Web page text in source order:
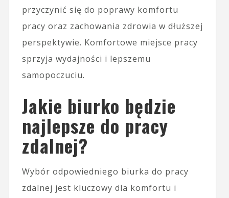
przyczynić się do poprawy komfortu
pracy oraz zachowania zdrowia w dłuższej
perspektywie. Komfortowe miejsce pracy
sprzyja wydajności i lepszemu
samopoczuciu.
Jakie biurko będzie
najlepsze do pracy
zdalnej?
Wybór odpowiedniego biurka do pracy
zdalnej jest kluczowy dla komfortu i